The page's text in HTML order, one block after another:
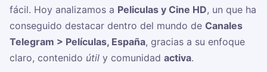
fácil. Hoy analizamos a Peliculas y Cine HD, un que ha
conseguido destacar dentro del mundo de Canales
Telegram > Películas, España, gracias a su enfoque
claro, contenido útil y comunidad activa.